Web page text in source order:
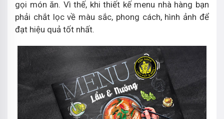
gọi món ăn. Vì thế, khi thiết kế menu nhà hàng bạn
phải chắt lọc về màu sắc, phong cách, hình ảnh để
đạt hiệu quả tốt nhất.